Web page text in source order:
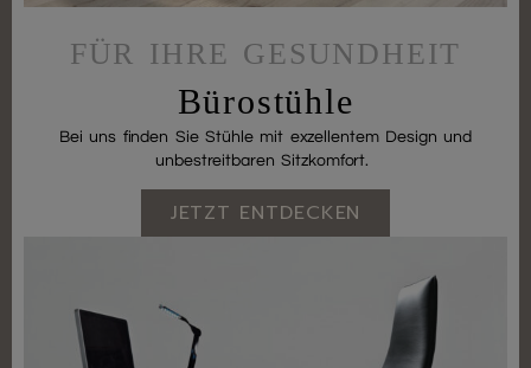
FÜR IHRE GESUNDHEIT
Bürostühle
Bei uns finden Sie Stühle mit exzellentem Design und
unbestreitbaren Sitzkomfort.
JETZT ENTDECKEN